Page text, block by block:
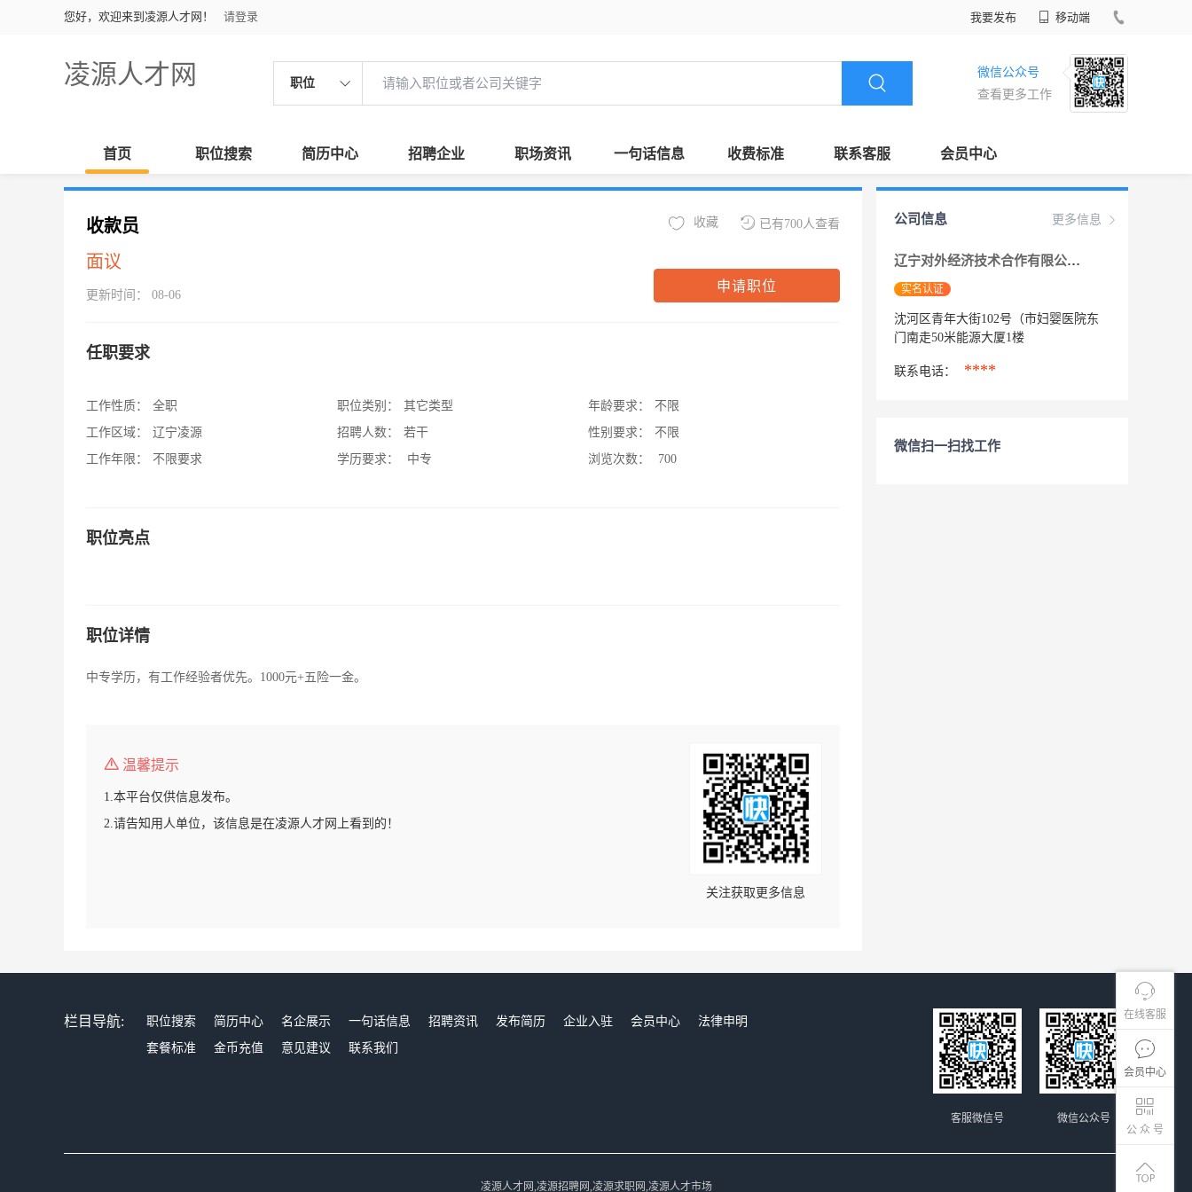
您好，欢迎来到凌源人才网！ 请登录 我要发布 移动端
凌源人才网 职位
微信公众号
查看更多工作
首页 职位搜索 简历中心 招聘企业 职场资讯 一句话信息 收费标准 联系客服 会员中心
在线客服
会员中心
公 众 号
收款员
面议
更新时间： 08-06
已有700人查看
收藏
申请职位
任职要求
工作性质：
全职
工作区域：
辽宁凌源
工作年限：
不限要求
职位类别：
其它类型
招聘人数：
若干
学历要求：
中专
年龄要求：
不限
性别要求：
不限
浏览次数：
700
职位亮点
职位详情
中专学历，有工作经验者优先。1000元+五险一金。
温馨提示
1.本平台仅供信息发布。
2.请告知用人单位，该信息是在凌源人才网上看到的！
关注获取更多信息
更多信息
公司信息
辽宁对外经济技术合作有限公司
实名认证
沈河区青年大街102号（市妇婴医院东
门南走50米能源大厦1楼
联系电话： ****
微信扫一扫找工作
栏目导航: 职位搜索 简历中心 名企展示 一句话信息 招聘资讯 发布简历 企业入驻 会员中心
法律申明
套餐标准
金币充值 意见建议 联系我们
微信公众号
客服微信号
凌源人才网,凌源招聘网,凌源求职网,凌源人才市场